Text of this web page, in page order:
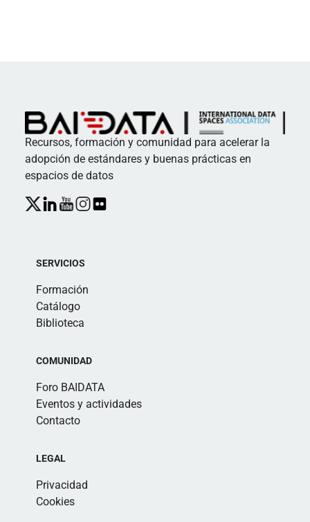
Recursos, formación y comunidad para acelerar la
adopción de estándares y buenas prácticas en
espacios de datos
SERVICIOS
Formación
Catálogo
Biblioteca
COMUNIDAD
Foro BAIDATA
Eventos y actividades
Contacto
LEGAL
Privacidad
Cookies